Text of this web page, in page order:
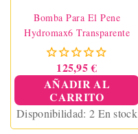
Bomba Para El Pene
Hydromax6 Transparente
125,95 €
AÑADIR AL
CARRITO
Disponibilidad: 2 En stock